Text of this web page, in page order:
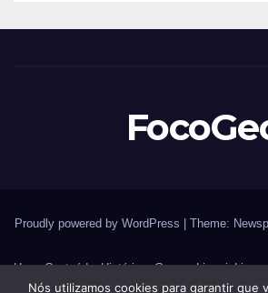
Proudly powered by WordPress Theme:
HomeConteúdosHistória – GuerrasLivraria
Nós utilizamos cookies para garantir que